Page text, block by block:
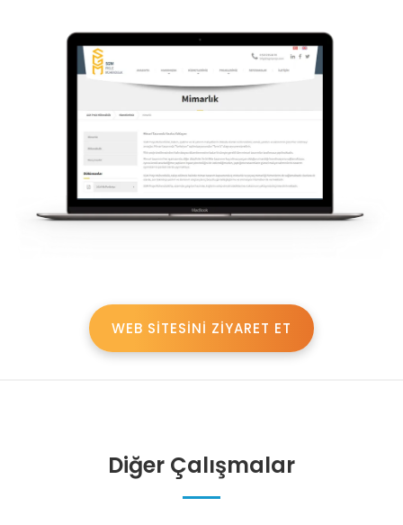
WEB SİTESİNİ ZİYARET ET
Diğer Çalışmalar